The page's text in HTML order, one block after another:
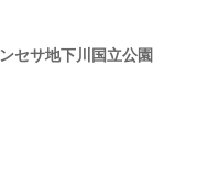
セサ地下川国立公園